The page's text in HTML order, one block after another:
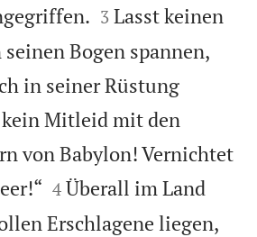


3 Lasst keinen
Bogen spannen,
in seiner Rüstung
Mitleid mit den
von Babylon! Vernichtet


4 Überall im Land
Erschlagene liegen,